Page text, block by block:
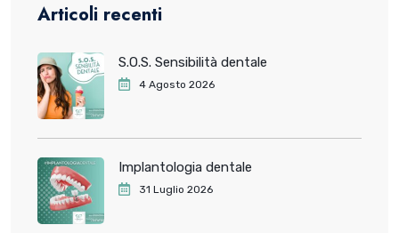
Articoli recenti
S.O.S. Sensibilità dentale
4 Agosto 2026
Implantologia dentale
31 Luglio 2026